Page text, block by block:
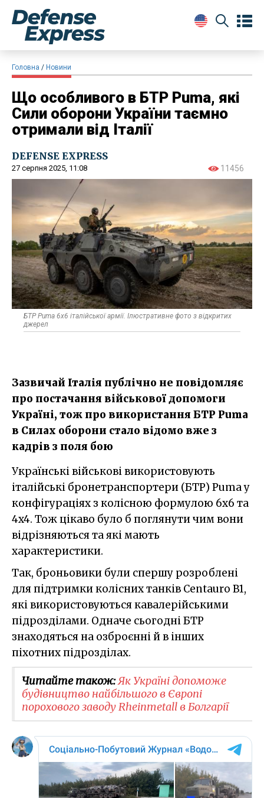
Головна Новини
Що особливого в БТР Puma, які
Сили оборони України таємно
отримали від Італії
DEFENSE EXPRESS
27 серпня 2025, 11:08 11456
БТР Puma 6x6 італійської армії. Ілюстративне фото з відкритих
джерел
Зазвичай Італія публічно не повідомляє
про постачання військової допомоги
Україні, тож про використання БТР Puma
в Силах оборони стало відомо вже з
кадрів з поля бою
Українські військові використовують
італійські бронетранспортери (БТР) Puma у
конфігураціях з колісною формулою 6x6 та
4x4. Тож цікаво було б поглянути чим вони
відрізняються та які мають
характеристики.
Так, броньовики були спершу розроблені
для підтримки колісних танків Centauro B1,
які використовуються кавалерійськими
підрозділами. Одначе сьогодні БТР
знаходяться на озброєнні й в інших
піхотних підрозділах.
Читайте також:Як Україні допоможе
будівництво найбільшого в Європі
порохового заводу Rheinmetall в Болгарії